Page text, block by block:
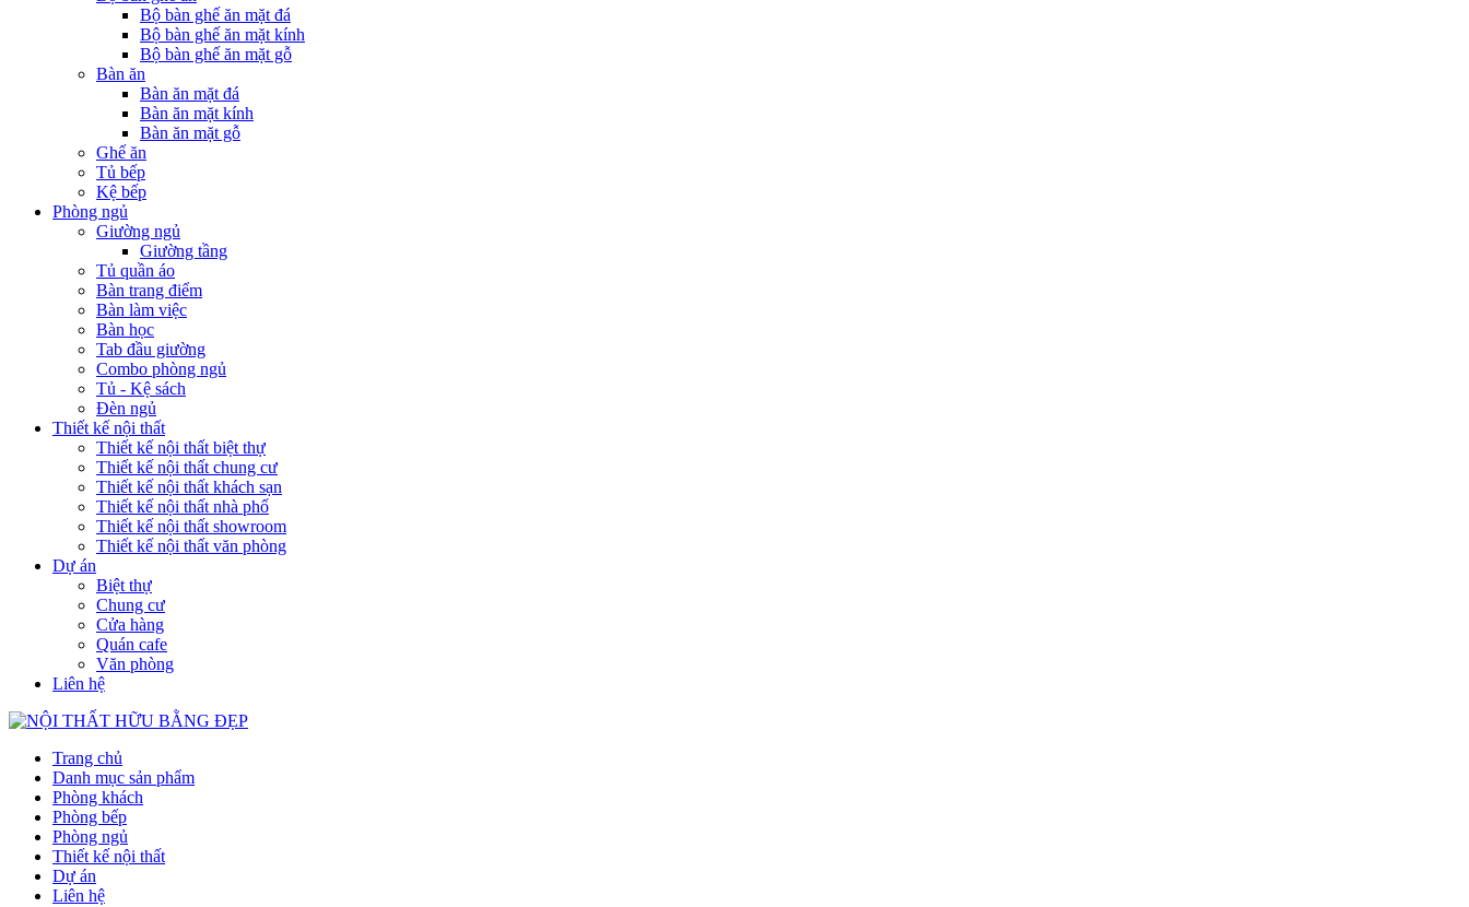
Bộ bàn ghế ăn mặt đá
Bộ bàn ghế ăn mặt kính
Bộ bàn ghế ăn mặt gỗ
Bàn ăn
Bàn ăn mặt đá
Bàn ăn mặt kính
Bàn ăn mặt gỗ
Ghế ăn
Tủ bếp
Kệ bếp
Phòng ngủ
Giường ngủ
Giường tầng
Tủ quần áo
Bàn trang điểm
Bàn làm việc
Bàn học
Tab đầu giường
Combo phòng ngủ
Tủ - Kệ sách
Đèn ngủ
Thiết kế nội thất
Thiết kế nội thất biệt thự
Thiết kế nội thất chung cư
Thiết kế nội thất khách sạn
Thiết kế nội thất nhà phố
Thiết kế nội thất showroom
Thiết kế nội thất văn phòng
Dự án
Biệt thự
Chung cư
Cửa hàng
Quán cafe
Văn phòng
Liên hệ
Trang chủ
Danh mục sản phẩm
Phòng khách
Phòng bếp
Phòng ngủ
Thiết kế nội thất
Dự án
Liên hệ